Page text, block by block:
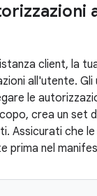
client, la
all'utente.
le
crea un set
Assicurati che
prima nel